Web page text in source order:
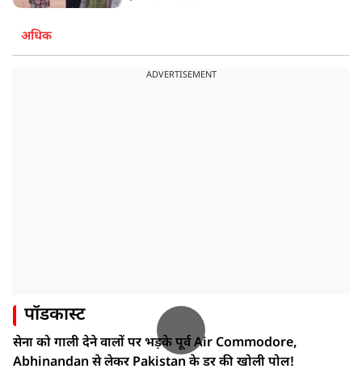
अधिक
ADVERTISEMENT
पॉडकास्ट
सेना को गाली देने वालों पर भड़के पूर्व Air Commodore,
Abhinandan से लेकर Pakistan के डर की खोली पोल!